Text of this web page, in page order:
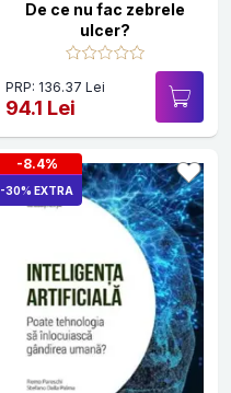
De ce nu fac zebrele
ulcer?
PRP: 136.37 Lei
94.1 Lei
-8.4%
-30% EXTRA